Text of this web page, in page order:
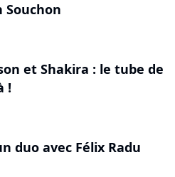
Souchon
et Shakira : le tube de
!
duo avec Félix Radu